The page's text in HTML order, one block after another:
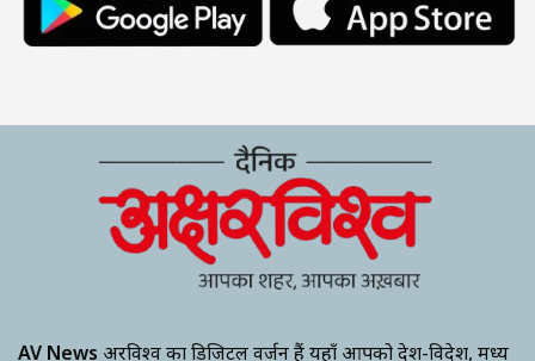
AV News अक्षरविश्व का डिजिटल वर्जन हैं यहाँ आपको देश-विदेश, मध्य